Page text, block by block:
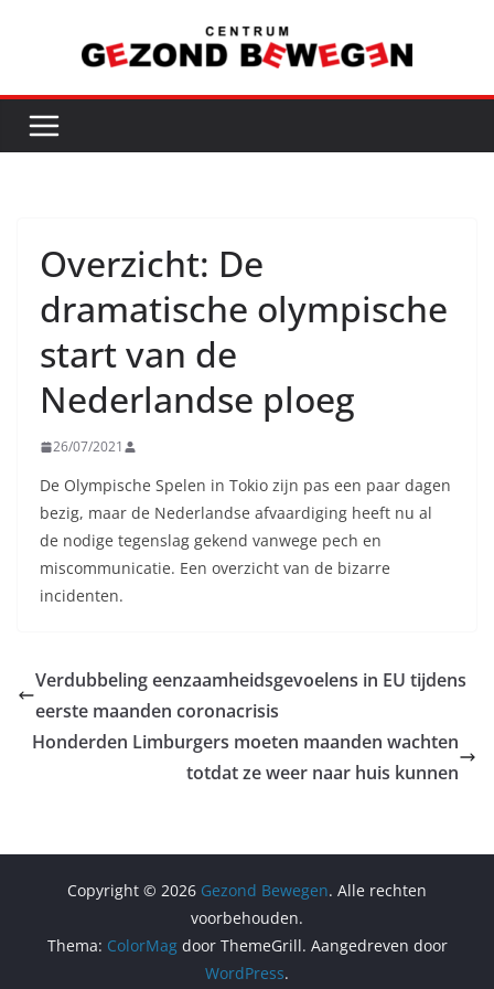
inhoud
Overzicht: De
dramatische olympische
start van de
Nederlandse ploeg
26/07/2021
De Olympische Spelen in Tokio zijn pas een paar dagen
bezig, maar de Nederlandse afvaardiging heeft nu al
de nodige tegenslag gekend vanwege pech en
miscommunicatie. Een overzicht van de bizarre
incidenten.
Verdubbeling eenzaamheidsgevoelens in EU tijdens
eerste maanden coronacrisis
Honderden Limburgers moeten maanden wachten
totdat ze weer naar huis kunnen
Copyright © 2026 Gezond Bewegen. Alle rechten
voorbehouden.
Thema: ColorMagdoor ThemeGrill. Aangedreven door
WordPress.